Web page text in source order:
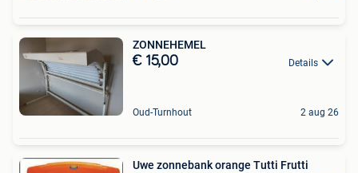
ZONNEHEMEL
€ 15,00 Details
Oud-Turnhout 2 aug 26
Uwe zonnebank orange Tutti Frutti